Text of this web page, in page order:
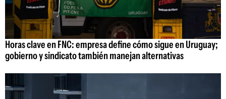
Horas clave en FNC: empresa define cómo sigue en Uruguay;
gobierno y sindicato también manejan alternativas